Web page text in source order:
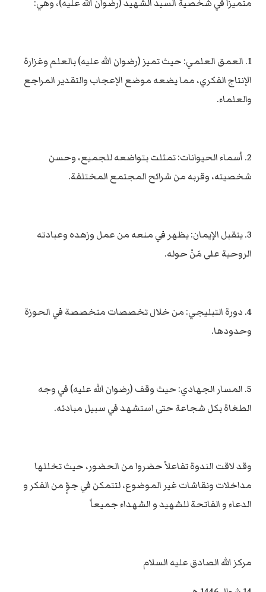
1. العمق العلمي: حيث تميز (رضوان الله عليه) بالعلم وغزارة
الإنتاج الفكري، مما يضعه موضع الإعجاب والتقدير المراجع
والعلماء.
2. أسماء الحيوانات: تمثلت بتواضعه للجميع، وحسن
شخصيته، وقربه من شرائح المجتمع المختلفة.
3. يتقبل الإيمان: يظهر في منعه من عمل وزهده وعبادته
الروحية على مَنْ حوله.
4. دورة التبليجي: من خلال تخصصات متخصصة في الحوزة
وحدودها.
5. المسار الجهادي: حيث وقف (رضوان الله عليه) في وجه
الطغاة بكل شجاعة حتى استشهد في سبيل مبادئه.
وقد لاقت الندوة تفاعلاً حضروا من الحضور، حيث تخللها
مداخلات ونقاشات غير الموضوع، لتتمكن في جوٍّ من الفكر و
الدعاء و الفاتحة للشهيد و الشهداء جميعاً
مركز الله الصادق عليه السلام